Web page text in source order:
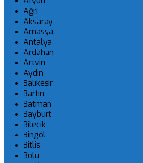
Ağrı
Aksaray
Amasya
Antalya
Ardahan
Artvin
Aydın
Balıkesir
Bartın
Batman
Bayburt
Bilecik
Bingöl
Bitlis
Bolu